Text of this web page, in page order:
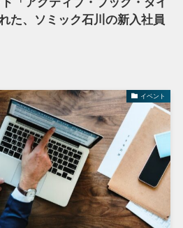
た、ソミック石川の新入社員
イベント